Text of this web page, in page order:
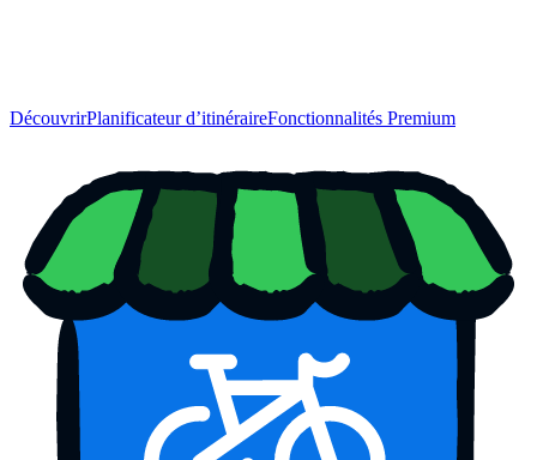
DécouvrirPlanificateur d’itinéraireFonctionnalités Premium